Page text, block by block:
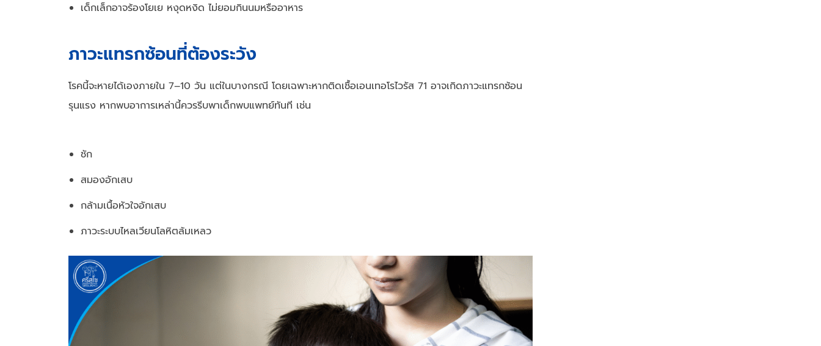
เด็กเล็กอาจร้องโยเย หงุดหงิด ไม่ยอมกินนมหรืออาหาร
ภาวะแทรกซ้อนที่ต้องระวัง
โรคนี้จะหายได้เองภายใน 7–10 วัน แต่ในบางกรณี โดยเฉพาะหากติดเชื้อเอนเทอโรไวรัส 71 อาจเกิดภาวะแทรกซ้อน
รุนแรง หากพบอาการเหล่านี้ควรรีบพาเด็กพบแพทย์ทันที เช่น
ชัก
สมองอักเสบ
กล้ามเนื้อหัวใจอักเสบ
ภาวะระบบไหลเวียนโลหิตล้มเหลว